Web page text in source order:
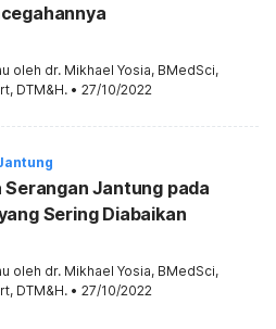
oleh dr. Mikhael Yosia, BMedSci,
DTM&H. • 27/10/2022
Serangan Jantung pada
Sering Diabaikan
oleh dr. Mikhael Yosia, BMedSci,
DTM&H. • 27/10/2022